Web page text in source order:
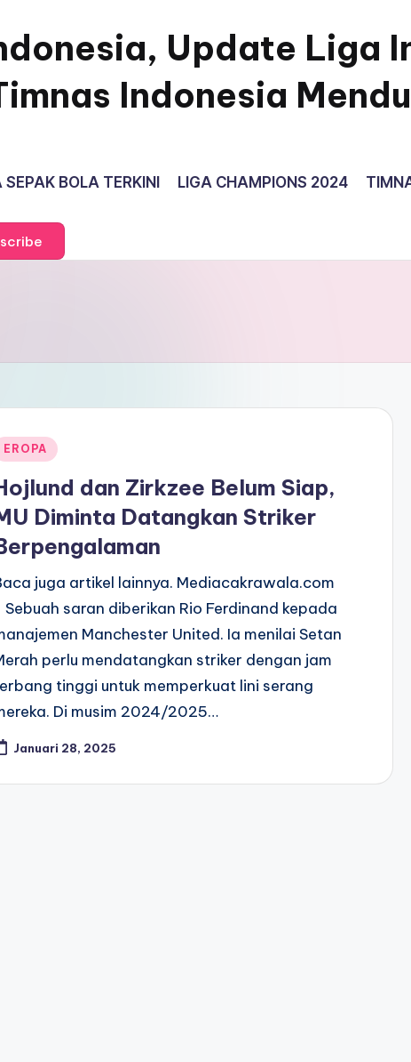
Update Liga
Indonesia
SEPAK BOLA TERKINI LIGA CHAMPIONS 2024
EROPA
dan Zirkzee Belum Siap,
Diminta Datangkan Striker
juga artikel lainnya. Mediacakrawala.com
saran diberikan Rio Ferdinand kepada
Manchester United. Ia menilai Setan
perlu mendatangkan striker dengan jam
tinggi untuk memperkuat lini serang
Di musim 2024/2025…
Januari 28, 2025